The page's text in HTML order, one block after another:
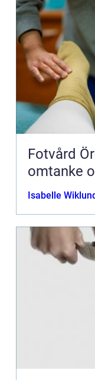
Fotvård Örebro
omtanke
Isabelle